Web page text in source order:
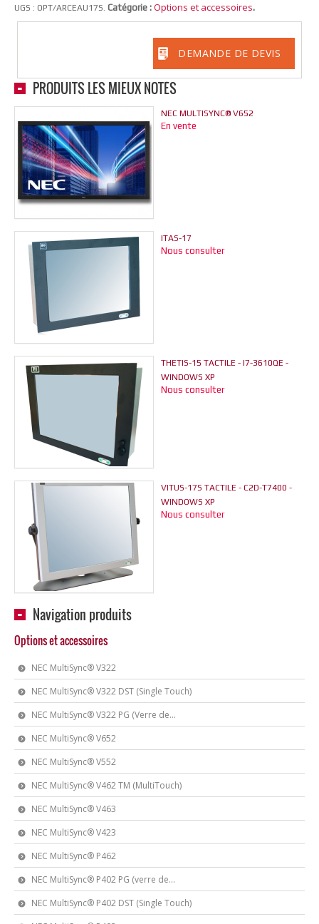
UGS : OPT/ARCEAU17S. Catégorie : Options et accessoires.
DEMANDE DE DEVIS
PRODUITS LES MIEUX NOTÉS
NEC MULTISYNC® V652
En vente
ITAS-17
Nous consulter
THETIS-15 TACTILE - I7-3610QE -
WINDOWS XP
Nous consulter
VITUS-17S TACTILE - C2D-T7400 -
WINDOWS XP
Nous consulter
Navigation produits
Options et accessoires
NEC MultiSync® V322
NEC MultiSync® V322 DST (Single Touch)
NEC MultiSync® V322 PG (Verre de...
NEC MultiSync® V652
NEC MultiSync® V552
NEC MultiSync® V462 TM (MultiTouch)
NEC MultiSync® V463
NEC MultiSync® V423
NEC MultiSync® P462
NEC MultiSync® P402 PG (verre de...
NEC MultiSync® P402 DST (Single Touch)